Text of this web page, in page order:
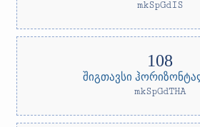
mkSpGdIS
შიგთავსი
mkSpGdTHA